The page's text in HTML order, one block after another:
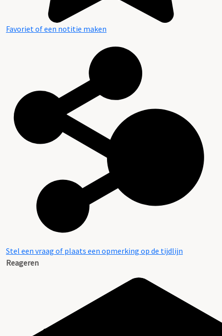
Favoriet of een notitie maken
Stel een vraag of plaats een opmerking op de tijdlijn
Reageren